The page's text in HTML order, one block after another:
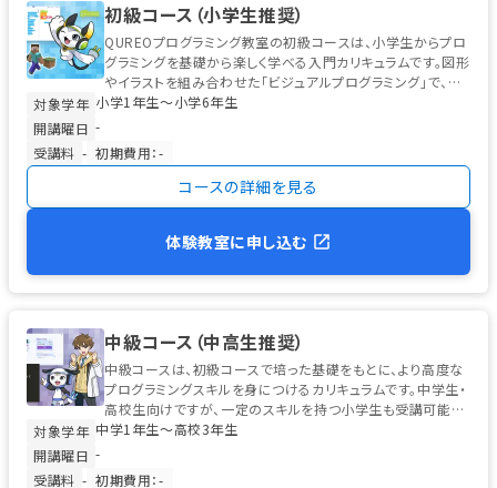
初級コース（小学生推奨）
QUREOプログラミング教室の初級コースは、小学生からプロ
グラミングを基礎から楽しく学べる入門カリキュラムです。図形
やイラストを組み合わせた「ビジュアルプログラミング」で、初
めてのお子様でも安心...
対象学年 小学1年生〜小学6年生
開講曜日 -
受講料 - 初期費用：-
コースの詳細を見る
体験教室に申し込む
中級コース（中高生推奨）
中級コースは、初級コースで培った基礎をもとに、より高度な
プログラミングスキルを身につけるカリキュラムです。中学生・
高校生向けですが、一定のスキルを持つ小学生も受講可能で
す。 学習の中心は、高校...
対象学年 中学1年生〜高校3年生
開講曜日 -
受講料 - 初期費用：-